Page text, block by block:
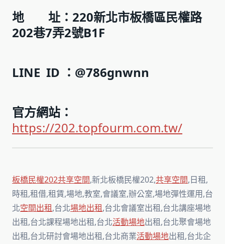
地 址：220新北市板橋區民權路
202巷7弄2號B1F
LINE ID ：@786gnwnn
官方網站：
https://202.topfourm.com.tw/
板橋民權202共享空間,新北板橋民權202,共享空間,日租,
時租,租借,租賃,場地,教室,會議室,辦公室,場地彈性運用,台
北空間出租,台北場地出租,台北會議室出租,台北講座場地
出租,台北課程場地出租,台北活動場地出租,台北聚會場地
出租,台北研討會場地出租,台北商業活動場地出租,台北企